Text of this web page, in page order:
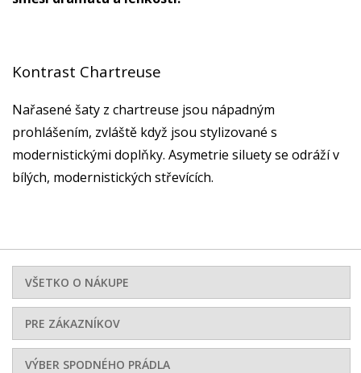
Kontrast Chartreuse
Nařasené šaty z chartreuse jsou nápadným
prohlášením, zvláště když jsou stylizované s
modernistickými doplňky. Asymetrie siluety se odráží v
bílých, modernistických střevících.
VŠETKO O NÁKUPE
PRE ZÁKAZNÍKOV
VÝBER SPODNÉHO PRÁDLA